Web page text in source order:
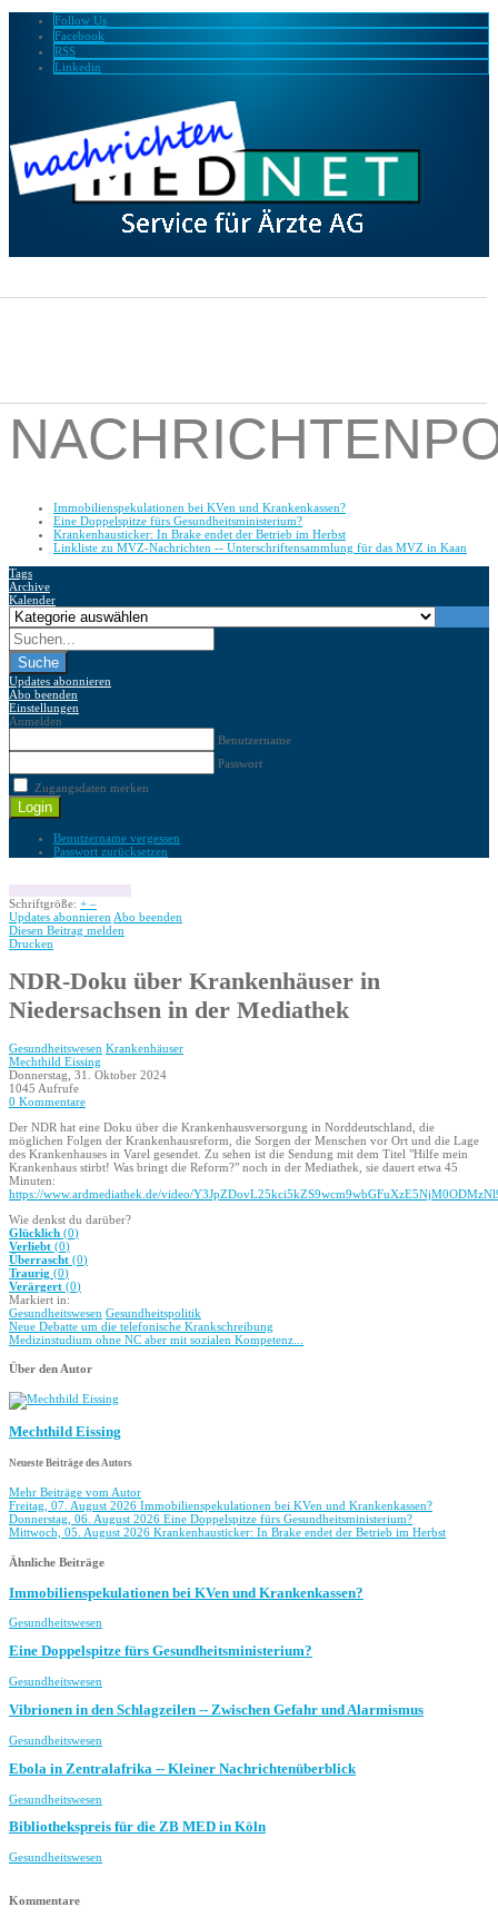
Follow Us
Facebook
RSS
Linkedin
Immobilienspekulationen bei KVen und Krankenkassen?
Eine Doppelspitze fürs Gesundheitsministerium?
Krankenhausticker: In Brake endet der Betrieb im Herbst
Linkliste zu MVZ-Nachrichten -- Unterschriftensammlung für das MVZ in Kaan
Tags
Archive
Kalender
Suche
Updates abonnieren
Abo beenden
Einstellungen
Anmelden
Benutzername
Passwort
Zugangsdaten merken
Login
Benutzername vergessen
Passwort zurücksetzen
Schriftgröße: + –
Updates abonnieren Abo beenden
Diesen Beitrag melden
Drucken
NDR-Doku über Krankenhäuser in
Niedersachsen in der Mediathek
Gesundheitswesen Krankenhäuser
Mechthild Eissing
Donnerstag, 31. Oktober 2024
1045 Aufrufe
0 Kommentare
Der NDR hat eine Doku über die Krankenhausversorgung in Norddeutschland, die
möglichen Folgen der Krankenhausreform, die Sorgen der Menschen vor Ort und die Lage
des Krankenhauses in Varel gesendet. Zu sehen ist die Sendung mit dem Titel "Hilfe mein
Krankenhaus stirbt! Was bringt die Reform?" noch in der Mediathek, sie dauert etwa 45
Minuten:
https://www.ardmediathek.de/video/
Wie denkst du darüber?
Glücklich (0)
Verliebt (0)
Überrascht (0)
Traurig (0)
Verärgert (0)
Markiert in:
Gesundheitswesen Gesundheitspolitik
Neue Debatte um die telefonische Krankschreibung
Medizinstudium ohne NC aber mit sozialen Kompetenz...
Über den Autor
Mechthild Eissing
Neueste Beiträge des Autors
Mehr Beiträge vom Autor
Freitag, 07. August 2026 Immobilienspekulationen bei KVen und Krankenkassen?
Donnerstag, 06. August 2026 Eine Doppelspitze fürs Gesundheitsministerium?
Mittwoch, 05. August 2026 Krankenhausticker: In Brake endet der Betrieb im Herbst
Ähnliche Beiträge
Immobilienspekulationen bei KVen und Krankenkassen?
Gesundheitswesen
Eine Doppelspitze fürs Gesundheitsministerium?
Gesundheitswesen
Vibrionen in den Schlagzeilen -- Zwischen Gefahr und Alarmismus
Gesundheitswesen
Ebola in Zentralafrika -- Kleiner Nachrichtenüberblick
Gesundheitswesen
Bibliothekspreis für die ZB MED in Köln
Gesundheitswesen
Kommentare